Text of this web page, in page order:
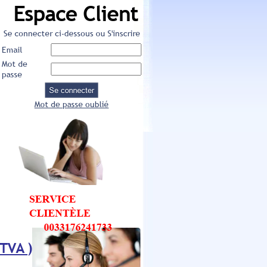
Espace Client
Se connecter ci-dessous ou S'inscrire
Email
Mot de
passe
Se connecter
Mot de passe oublié
SERVICE
CLIENTÈLE
0033176241733
)